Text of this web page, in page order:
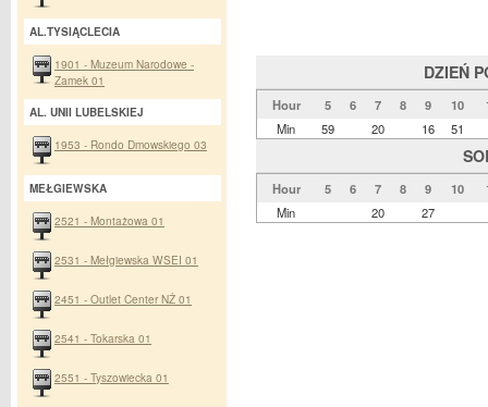
DZIEŃ
Hour 5 6 7 8 9 10
Min
59 20 16 51
Hour 5 6 7 8 9 10
Min
20 27
AL.TYSIĄCLECIA
1901 - Muzeum Narodowe -
Zamek 01
AL. UNII LUBELSKIEJ
1953 - Rondo Dmowskiego 03
MEŁGIEWSKA
2521 - Montażowa 01
2531 - Mełgiewska WSEI 01
2451 - Outlet Center NŻ 01
2541 - Tokarska 01
2551 - Tyszowiecka 01